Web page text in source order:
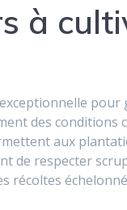
à
des conditions
aux
de respecter
récoltes